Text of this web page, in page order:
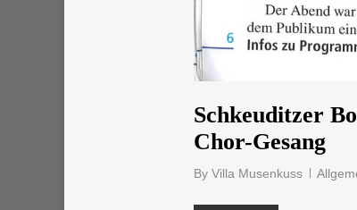
Schkeuditzer
Chor-Gesang
By Villa Musenkuss